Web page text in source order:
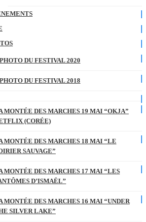
DU FESTIVAL 2020
DU FESTIVAL 2018
MONTÉE DES MARCHES 19 MAI “OKJA”
(CORÉE)
MONTÉE DES MARCHES 18 MAI “LE
SAUVAGE”
MONTÉE DES MARCHES 17 MAI “LES
D’ISMAËL”
MONTÉE DES MARCHES 16 MAI “UNDER
SILVER LAKE”